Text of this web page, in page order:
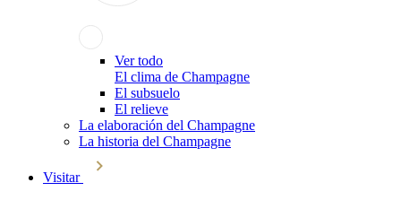
Ver todo
El clima de Champagne
El subsuelo
El relieve
La elaboración del Champagne
La historia del Champagne
Visitar